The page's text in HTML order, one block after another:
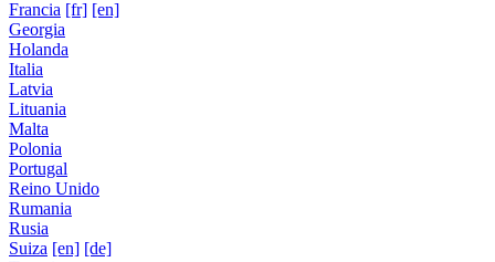
Francia [fr] [en]
Georgia
Holanda
Italia
Latvia
Lituania
Malta
Polonia
Portugal
Reino Unido
Rumania
Rusia
Suiza [en] [de]